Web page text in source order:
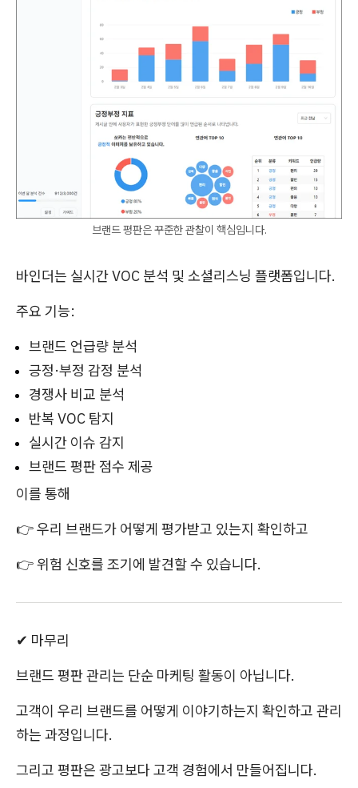
브랜드 평판은 꾸준한 관찰이 핵심입니다.
바인더는 실시간 VOC 분석 및 소셜리스닝 플랫폼입니다.
주요 기능:
브랜드 언급량 분석
긍정·부정 감정 분석
경쟁사 비교 분석
반복 VOC 탐지
실시간 이슈 감지
브랜드 평판 점수 제공
이를 통해
👉 우리 브랜드가 어떻게 평가받고 있는지 확인하고
👉 위험 신호를 조기에 발견할 수 있습니다.
✔ 마무리
브랜드 평판 관리는 단순 마케팅 활동이 아닙니다.
고객이 우리 브랜드를 어떻게 이야기하는지 확인하고 관리
하는 과정입니다.
그리고 평판은 광고보다 고객 경험에서 만들어집니다.